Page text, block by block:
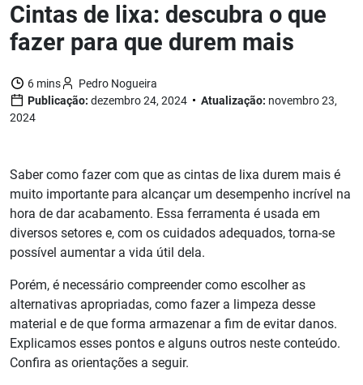
Cintas de lixa: descubra o que
fazer para que durem mais
6 mins
Pedro Nogueira
Publicação: dezembro 24, 2024 Atualização: novembro 23,
2024
Saber como fazer com que as cintas de lixa durem mais é
muito importante para alcançar um desempenho incrível na
hora de dar acabamento. Essa ferramenta é usada em
diversos setores e, com os cuidados adequados, torna-se
possível aumentar a vida útil dela.
Porém, é necessário compreender como escolher as
alternativas apropriadas, como fazer a limpeza desse
material e de que forma armazenar a fim de evitar danos.
Explicamos esses pontos e alguns outros neste conteúdo.
Confira as orientações a seguir.